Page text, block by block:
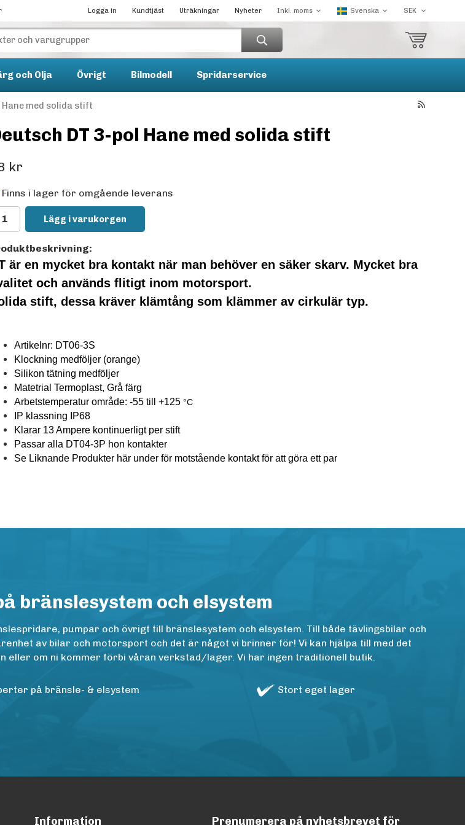
Logga in Kundtjäst Uträkningar Nyheter
och Olja Övrigt Bilmodell Spridarservice
Hane med solida stift
DT 3-pol Hane med solida stift
kr
Finns i lager för omgående leverans
Lägg i varukorgen
är en mycket bra kontakt när man behöver en säker skarv. Mycket bra
och används flitigt inom motorsport.
stift, dessa kräver klämtång som klämmer av cirkulär typ.
Artikelnr: DT06-3S
Klockning medföljer (orange)
Silikon tätning medföljer
Matetrial Termoplast, Grå färg
Arbetstemperatur område: -55 till +125 °C
IP klassning IP68
Klarar 13 Ampere kontinuerligt per stift
Passar alla DT04-3P hon kontakter
Se Liknande Produkter här under för motstående kontakt för att göra ett par
bränslesystem och elsystem
pumpar och övrigt till bränslesystem och elsystem. Till både tävlingsbilar och
av bilar och motorsport och det är något vi brinner för! Vi kan hjälpa till med det
eller om ni kommer förbi våran verkstad/lager. Vi har ingen traditionell butik.
på bränsle- & elsystem Stort eget lager
Information Prenumerera på nyhetsbrevet för